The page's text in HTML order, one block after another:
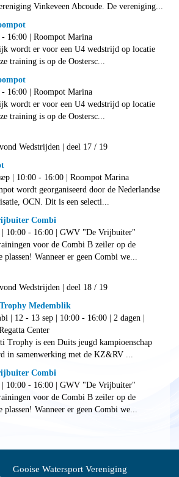
Vinkeveen Abcoude. De vereniging...
16:00 | Roompot Marina
wordt er voor een U4 wedstrijd op locatie
training is op de Oostersc...
16:00 | Roompot Marina
wordt er voor een U4 wedstrijd op locatie
training is op de Oostersc...
Wedstrijden | deel 17 / 19
| 10:00 - 16:00 | Roompot Marina
wordt georganiseerd door de Nederlandse
OCN. Dit is een selecti...
Combi
| 10:00 - 16:00 | GWV "De Vrijbuiter"
voor de Combi B zeiler op de
plassen! Wanneer er geen Combi we...
Wedstrijden | deel 18 / 19
Medemblik
| 12 - 13 sep | 10:00 - 16:00 | 2 dagen |
Center
Trophy is een Duits jeugd kampioenschap
in samenwerking met de KZ&RV ...
Combi
| 10:00 - 16:00 | GWV "De Vrijbuiter"
voor de Combi B zeiler op de
plassen! Wanneer er geen Combi we...
Gooise Watersport Vereniging